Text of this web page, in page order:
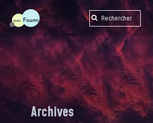
Skip
content
Archives